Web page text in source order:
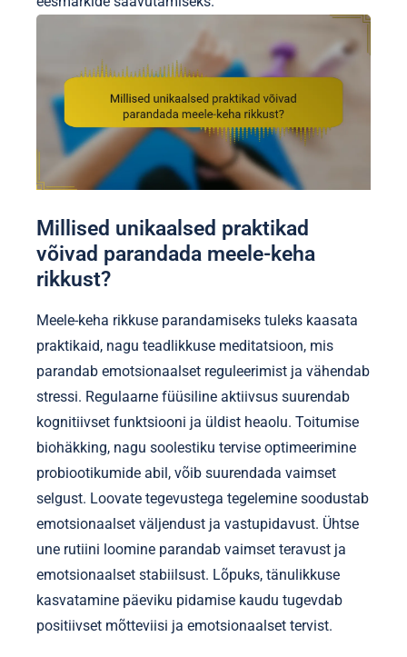
Millised unikaalsed praktikad
võivad parandada meele-keha
rikkust?
Meele-keha rikkuse parandamiseks tuleks kaasata
praktikaid, nagu teadlikkuse meditatsioon, mis
parandab emotsionaalset reguleerimist ja vähendab
stressi. Regulaarne füüsiline aktiivsus suurendab
kognitiivset funktsiooni ja üldist heaolu. Toitumise
biohäkking, nagu soolestiku tervise optimeerimine
probiootikumide abil, võib suurendada vaimset
selgust. Loovate tegevustega tegelemine soodustab
emotsionaalset väljendust ja vastupidavust. Ühtse
une rutiini loomine parandab vaimset teravust ja
emotsionaalset stabiilsust. Lõpuks, tänulikkuse
kasvatamine päeviku pidamise kaudu tugevdab
positiivset mõtteviisi ja emotsionaalset tervist.